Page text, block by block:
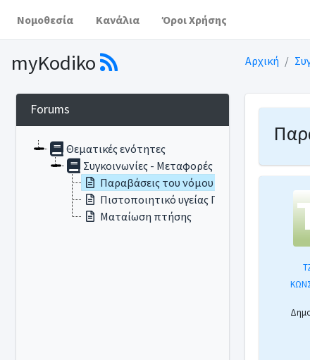
Νομοθεσία Κανάλια Όροι Χρήσης
myKodiko Αρχική
Forums
Θεματικές ενότητες
Συγκοινωνίες - Μεταφορές
Παραβάσεις του νόμου 3446/20026
Πιστοποιητικό υγείας Γ' Κατηγορίας
Ματαίωση πτήσης